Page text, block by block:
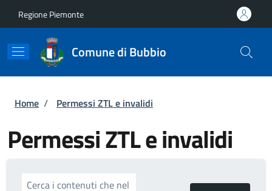
Regione Piemonte
Comune di Bubbio
Briciole di pane
Home / Permessi ZTL e invalidi
Permessi ZTL e invalidi
Cerca i contenuti che nel